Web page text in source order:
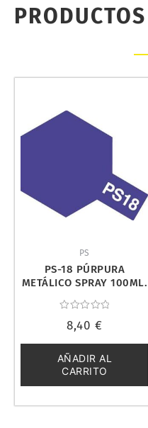
PS
PS-18 PÚRPURA
METÁLICO SPRAY 100ML.
con
de
5
8,40 €
AÑADIR AL
CARRITO